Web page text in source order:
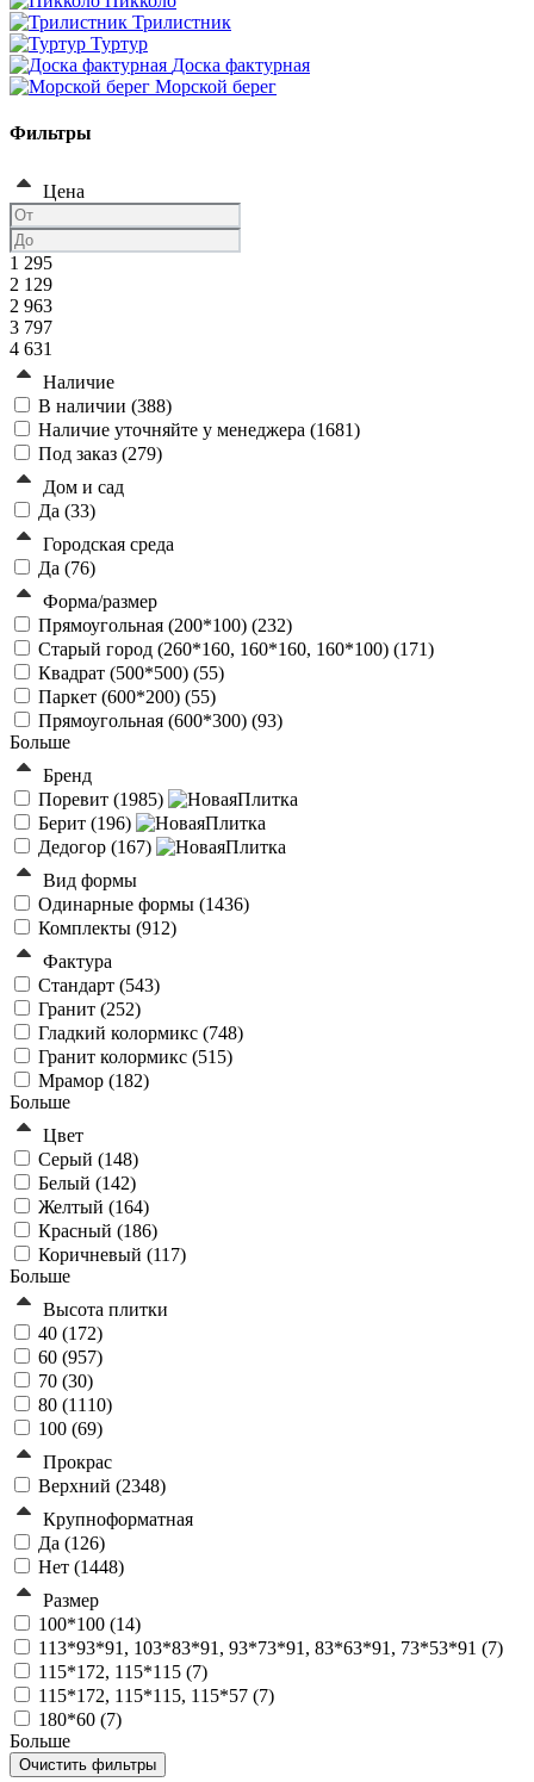
Трилистник
Туртур
Доска фактурная
Морской берег
Фильтры
Цена
1 295
2 129
2 963
3 797
4 631
Наличие
В наличии (388)
Наличие уточняйте у менеджера (1681)
Под заказ (279)
Дом и сад
Да (33)
Городская среда
Да (76)
Форма/размер
Прямоугольная (200*100) (232)
Старый город (260*160, 160*160, 160*100) (171)
Квадрат (500*500) (55)
Паркет (600*200) (55)
Прямоугольная (600*300) (93)
Больше
Бренд
Поревит (1985)
Берит (196)
Дедогор (167)
Вид формы
Одинарные формы (1436)
Комплекты (912)
Фактура
Стандарт (543)
Гранит (252)
Гладкий колормикс (748)
Гранит колормикс (515)
Мрамор (182)
Больше
Цвет
Серый (148)
Белый (142)
Желтый (164)
Красный (186)
Коричневый (117)
Больше
Высота плитки
40 (172)
60 (957)
70 (30)
80 (1110)
100 (69)
Прокрас
Верхний (2348)
Крупноформатная
Да (126)
Нет (1448)
Размер
100*100 (14)
113*93*91, 103*83*91, 93*73*91, 83*63*91, 73*53*91 (7)
115*172, 115*115 (7)
115*172, 115*115, 115*57 (7)
180*60 (7)
Больше